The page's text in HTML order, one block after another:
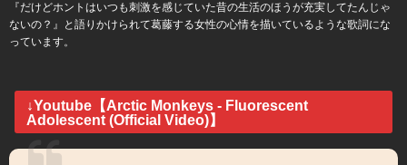
『だけどホントはいつも刺激を感じていた昔の生活のほうが充実してたんじゃ
ないの？』と語りかけられて葛藤する女性の心情を描いているような歌詞にな
っています。
↓Youtube【Arctic Monkeys - Fluorescent
Adolescent (Official Video)】